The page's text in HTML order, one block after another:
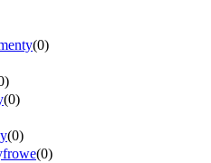
(0)
)
(0)
(0)
(0)